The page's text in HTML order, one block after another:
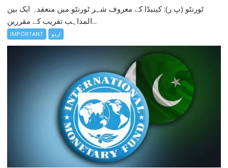
ٹورنٹو (پ ر): کینیڈا کے معروف شہر ٹورنٹو میں منعقدہ ایک بین
المذاہب تقریب کے مقررین...
IMPORTANT اردو